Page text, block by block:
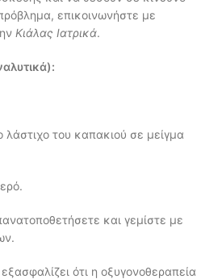
επικοινωνήστε με
Κιάλας Ιατρικά.
λάστιχο του καπακιού σε μείγμα
και γεμίστε με
ότι η οξυγονοθεραπεία